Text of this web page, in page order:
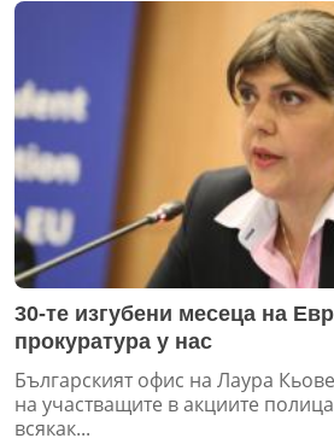
30-те изгубени месеца на
прокуратура у нас
Българският офис на Лаура
на участващите в акциите
всякак...